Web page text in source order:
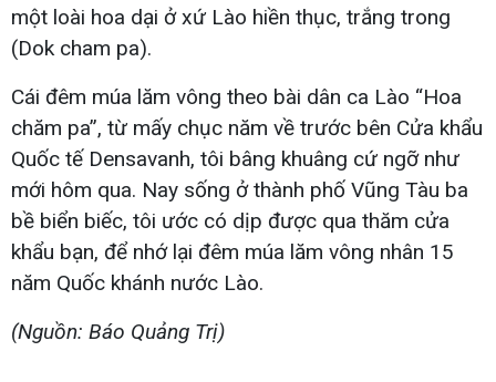
một loài hoa dại ở xứ Lào hiền thục, trắng trong
(Dok cham pa).
Cái đêm múa lăm vông theo bài dân ca Lào “Hoa
chăm pa”, từ mấy chục năm về trước bên Cửa khẩu
Quốc tế Densavanh, tôi bâng khuâng cứ ngỡ như
mới hôm qua. Nay sống ở thành phố Vũng Tàu ba
bề biển biếc, tôi ước có dịp được qua thăm cửa
khẩu bạn, để nhớ lại đêm múa lăm vông nhân 15
năm Quốc khánh nước Lào.
(Nguồn: Báo Quảng Trị)